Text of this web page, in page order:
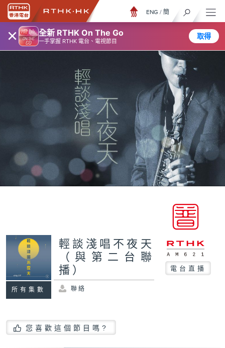
× 全新 RTHK On The Go
一手掌握 RTHK 電台、電視節目
取得
ENG / 簡
所有集數
輕談淺唱不夜天
（與第二台聯
播）
電台直播
聯絡
您喜歡這個節目嗎?